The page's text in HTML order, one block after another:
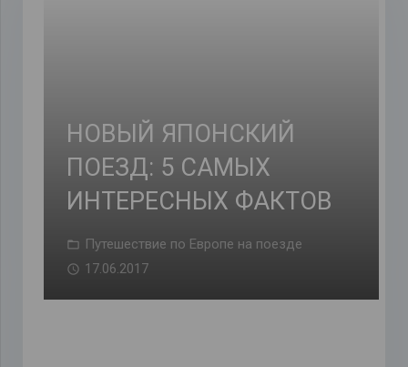
НОВЫЙ ЯПОНСКИЙ
ПОЕЗД: 5 САМЫХ
ИНТЕРЕСНЫХ ФАКТОВ
Путешествие по Европе на поезде
17.06.2017